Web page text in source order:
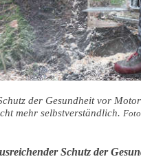
der Gesundheit vor
mehr selbstverständlich.
Schutz der